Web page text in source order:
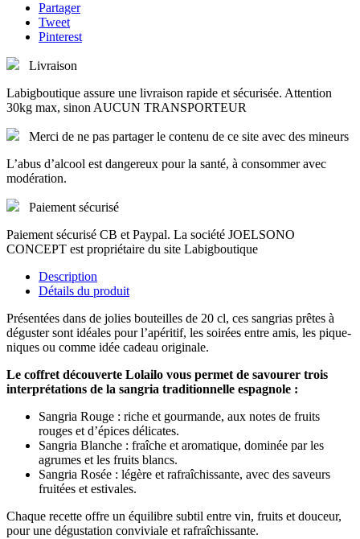
Partager
Tweet
Pinterest
Livraison
Labigboutique assure une livraison rapide et sécurisée. Attention
30kg max, sinon AUCUN TRANSPORTEUR
Merci de ne pas partager le contenu de ce site avec des mineurs
L’abus d’alcool est dangereux pour la santé, à consommer avec
modération.
Paiement sécurisé
Paiement sécurisé CB et Paypal. La société JOELSONO
CONCEPT est propriétaire du site Labigboutique
Description
Détails du produit
Présentées dans de jolies bouteilles de 20 cl, ces sangrias prêtes à
déguster sont idéales pour l’apéritif, les soirées entre amis, les pique-
niques ou comme idée cadeau originale.
Le coffret découverte Lolailo vous permet de savourer trois
interprétations de la sangria traditionnelle espagnole :
Sangria Rouge : riche et gourmande, aux notes de fruits
rouges et d’épices délicates.
Sangria Blanche : fraîche et aromatique, dominée par les
agrumes et les fruits blancs.
Sangria Rosée : légère et rafraîchissante, avec des saveurs
fruitées et estivales.
Chaque recette offre un équilibre subtil entre vin, fruits et douceur,
pour une dégustation conviviale et rafraîchissante.